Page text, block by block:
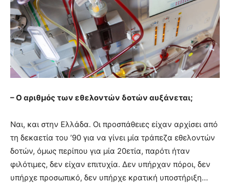
– Ο αριθμός των εθελοντών δοτών αυξάνεται;
Ναι, και στην Ελλάδα. Οι προσπάθειες είχαν αρχίσει από
τη δεκαετία του ’90 για να γίνει μία τράπεζα εθελοντών
δοτών, όμως περίπου για μία 20ετία, παρότι ήταν
φιλότιμες, δεν είχαν επιτυχία. Δεν υπήρχαν πόροι, δεν
υπήρχε προσωπικό, δεν υπήρχε κρατική υποστήριξη…